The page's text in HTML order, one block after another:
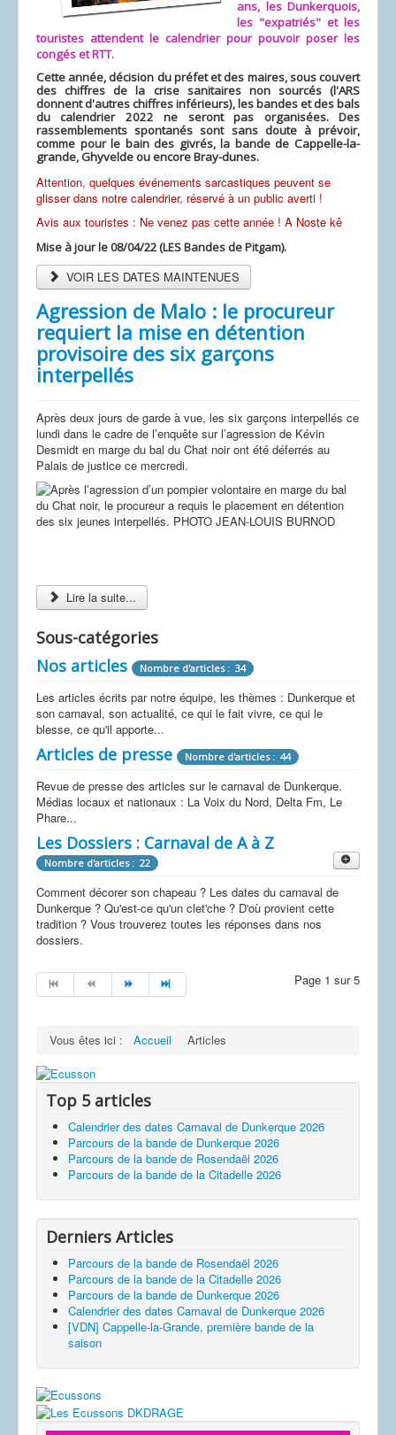
ans, les Dunkerquois,
les "expatriés" et les
touristes attendent le calendrier pour pouvoir poser les
congés et RTT.
Cette année, décision du préfet et des maires, sous couvert
des chiffres de la crise sanitaires non sourcés (l'ARS
donnent d'autres chiffres inférieurs), les bandes et des bals
du calendrier 2022 ne seront pas organisées. Des
rassemblements spontanés sont sans doute à prévoir,
comme pour le bain des givrés, la bande de Cappelle-la-
grande, Ghyvelde ou encore Bray-dunes.
Attention, quelques événements sarcastiques peuvent se
glisser dans notre calendrier, réservé à un public averti !
Avis aux touristes : Ne venez pas cette année ! A Noste kê
Mise à jour le 08/04/22 (LES Bandes de Pitgam).
VOIR LES DATES MAINTENUES
Agression de Malo : le procureur
requiert la mise en détention
provisoire des six garçons
interpellés
Après deux jours de garde à vue, les six garçons interpellés ce
lundi dans le cadre de l’enquête sur l’agression de Kévin
Desmidt en marge du bal du Chat noir ont été déferrés au
Palais de justice ce mercredi.
Lire la suite...
Sous-catégories
Nos articles
Nombre d'articles : 34
Les articles écrits par notre équipe, les thèmes : Dunkerque et
son carnaval, son actualité, ce qui le fait vivre, ce qui le
blesse, ce qu'il apporte...
Articles de presse Nombre d'articles : 44
Revue de presse des articles sur le carnaval de Dunkerque.
Médias locaux et nationaux : La Voix du Nord, Delta Fm, Le
Phare...
Les Dossiers : Carnaval de A à Z
Nombre d'articles : 22
Comment décorer son chapeau ? Les dates du carnaval de
Dunkerque ? Qu'est-ce qu'un clet'che ? D'où provient cette
tradition ? Vous trouverez toutes les réponses dans nos
dossiers.
Les chansons Nombre d'articles : 6
Les chansons sont le moteur de notre carnaval, les connaître
"oeuvres" musicales.
Page 1 sur 5
Vous êtes ici : Accueil Articles
Top 5 articles
Calendrier des dates Carnaval de Dunkerque 2026
Parcours de la bande de Dunkerque 2026
Parcours de la bande de Rosendaël 2026
Parcours de la bande de la Citadelle 2026
Derniers Articles
Parcours de la bande de Rosendaël 2026
Parcours de la bande de la Citadelle 2026
Parcours de la bande de Dunkerque 2026
Calendrier des dates Carnaval de Dunkerque 2026
[VDN] Cappelle-la-Grande, première bande de la
saison